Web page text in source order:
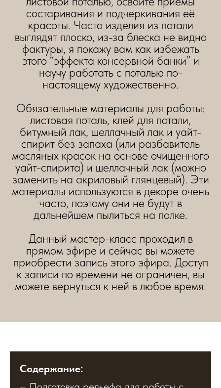
состаривания и подчеркивания её
красоты. Часто изделия из потали
выглядят плоско, из-за блеска не видно
фактуры, я покажу вам как избежать
этого “эффекта консервной банки” и
научу работать с поталью по-
настоящему художественно.
Обязательные материалы для работы:
листовая поталь, клей для потали,
битумный лак, шеллачный лак и уайт-
спирит без запаха (или разбавитель
масляных красок на основе очищенного
уайт-спирита) и шеллачный лак (можно
заменить на акриловый глянцевый). Эти
материалы используются в декоре очень
часто, поэтому они не будут в
дальнейшем пылиться на полке.
Данный мастер-класс проходил в
прямом эфире и сейчас вы можете
приобрести запись этого эфира. Доступ
к записи по времени не ограничен, вы
можете вернуться к ней в любое время.
Содержание: